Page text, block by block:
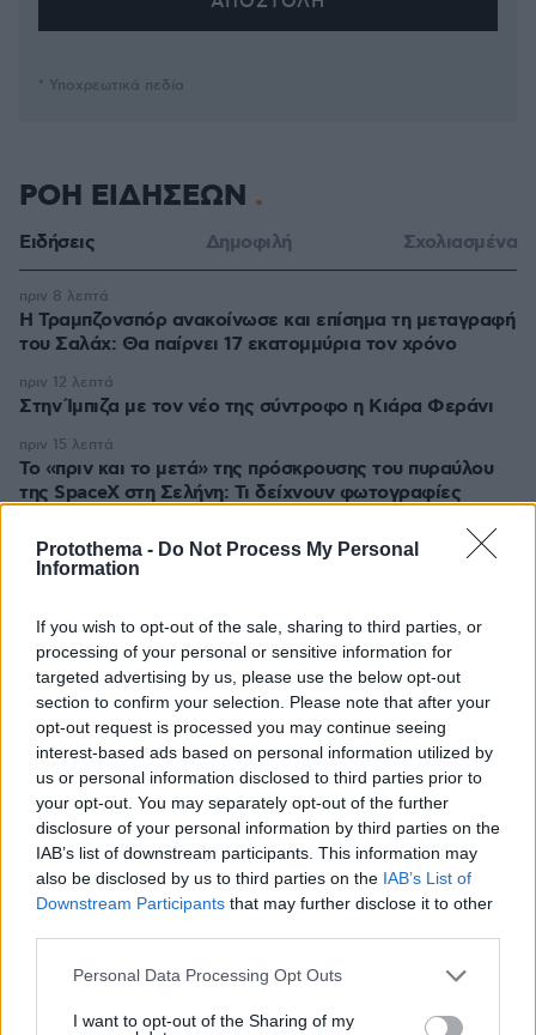
Protothema - Do Not Process My Personal
Information
If you wish to opt-out of the sale, sharing to third parties, or
processing of your personal or sensitive information for
targeted advertising by us, please use the below opt-out
section to confirm your selection. Please note that after your
opt-out request is processed you may continue seeing
interest-based ads based on personal information utilized by
us or personal information disclosed to third parties prior to
your opt-out. You may separately opt-out of the further
disclosure of your personal information by third parties on the
IAB’s list of downstream participants. This information may
also be disclosed by us to third parties on the IAB’s List of
Downstream Participants that may further disclose it to other
Please note that this website/app uses one or more Google
not limited to your visit or usage behaviour. You may click to
Personal Data Processing Opt Outs
I want to opt-out of the Sharing of my
* Υποχρεωτικά πεδία
ΡΟΗ ΕΙΔΗΣΕΩΝ
Ειδήσεις Δημοφιλή Σχολιασμένα
Η Τραμπζονσπόρ ανακοίνωσε και επίσημα τη μεταγραφή
του Σαλάχ: Θα παίρνει 17 εκατομμύρια τον χρόνο
πριν 8 λεπτά
Στην Ίμπιζα με τον νέο της σύντροφο η Κιάρα Φεράνι
πριν 12 λεπτά
Το «πριν και το μετά» της πρόσκρουσης του πυραύλου
της SpaceX στη Σελήνη: Τι δείχνουν φωτογραφίες
πριν 15 λεπτά
Μάχη με τις φλόγες εν μέσω καύσωνα στα Βαλκάνια:
40 βαθμούς
πριν 15 λεπτά
Πέθανε το άσπρο κουτάβι που συμβίωνε με αγέλη
λύκων στην Κεντρική Μακεδονία: Καλό ταξίδι μικρέ,
δείτε βίντεο
πριν 17 λεπτά
Συνελήφθη αστυνομικός για επικίνδυνη οδήγηση και
απείθεια
πριν 24 λεπτά
Δημήτρης Ξανθάκης: Η γνήσια λαϊκή φωνή, οι
συνεργασίες, τα κορυφαία του τραγούδια, γιατί δεν
έκανε καριέρα σε μεγάλες πίστες
πριν 25 λεπτά
προπονητής και ο τεχνικός διευθυντής του
πριν 26 λεπτά